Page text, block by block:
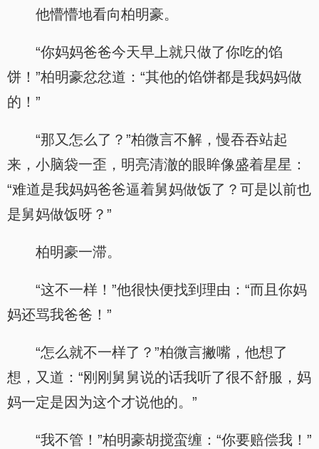
他懵懵地看向柏明豪。
“你妈妈爸爸今天早上就只做了你吃的馅
饼！”柏明豪忿忿道：“其他的馅饼都是我妈妈做
的！”
“那又怎么了？”柏微言不解，慢吞吞站起
来，小脑袋一歪，明亮清澈的眼眸像盛着星星：
“难道是我妈妈爸爸逼着舅妈做饭了？可是以前也
是舅妈做饭呀？”
柏明豪一滞。
“这不一样！”他很快便找到理由：“而且你妈
妈还骂我爸爸！”
“怎么就不一样了？”柏微言撇嘴，他想了
想，又道：“刚刚舅舅说的话我听了很不舒服，妈
妈一定是因为这个才说他的。”
“我不管！”柏明豪胡搅蛮缠：“你要赔偿我！”